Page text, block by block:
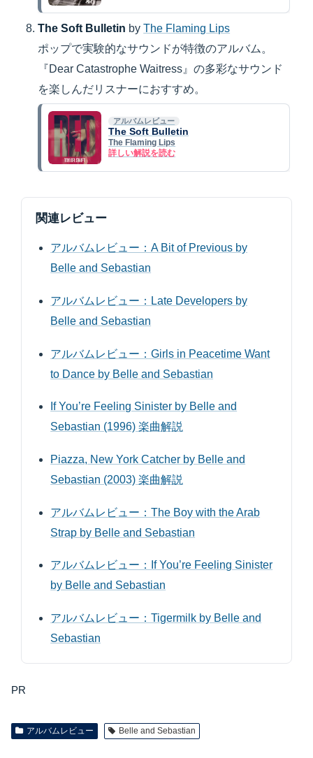
The Soft Bulletin byThe Flaming Lips
ポップで実験的なサウンドが特徴のアルバム。
『Dear Catastrophe Waitress』の多彩なサウンド
を楽しんだリスナーにおすすめ。
アルバムレビュー
The Soft Bulletin
The Flaming Lips
詳しい解説を読む
関連レビュー
アルバムレビュー：A Bit of Previous by
Belle and Sebastian
アルバムレビュー：Late Developers by
Belle and Sebastian
アルバムレビュー：Girls in Peacetime Want
to Dance by Belle and Sebastian
If You’re Feeling Sinister by Belle and
Sebastian (1996) 楽曲解説
Piazza, New York Catcher by Belle and
Sebastian (2003) 楽曲解説
アルバムレビュー：The Boy with the Arab
Strap by Belle and Sebastian
アルバムレビュー：If You’re Feeling Sinister
by Belle and Sebastian
アルバムレビュー：Tigermilk by Belle and
Sebastian
PR
アルバムレビュー Belle and Sebastian